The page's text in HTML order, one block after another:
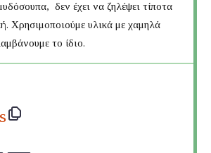
δεν έχει να ζηλέψει τίποτα
Χρησιμοποιούμε υλικά με χαμηλά
το ίδιο.